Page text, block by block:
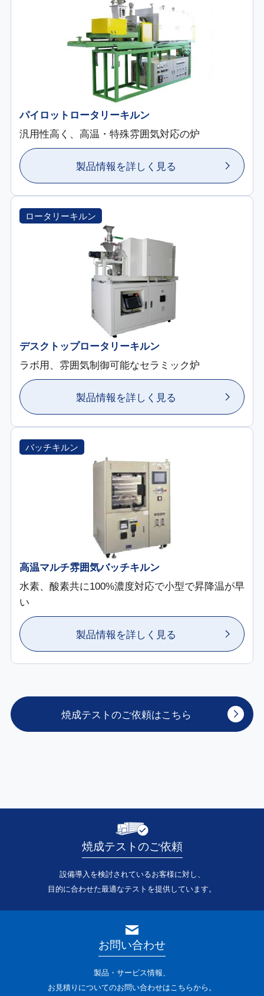
パイロットロータリーキルン
汎用性高く、高温・特殊雰囲気対応の炉
製品情報を詳しく見る
ロータリーキルン
デスクトップロータリーキルン
ラボ用、雰囲気制御可能なセラミック炉
製品情報を詳しく見る
バッチキルン
高温マルチ雰囲気バッチキルン
水素、酸素共に100%濃度対応で小型で昇降温が早
い
製品情報を詳しく見る
焼成テストのご依頼はこちら
焼成テストのご依頼
設備導入を検討されているお客様に対し、
目的に合わせた最適なテストを提供しています。
お問い合わせ
製品・サービス情報、
お見積りについてのお問い合わせはこちらから。